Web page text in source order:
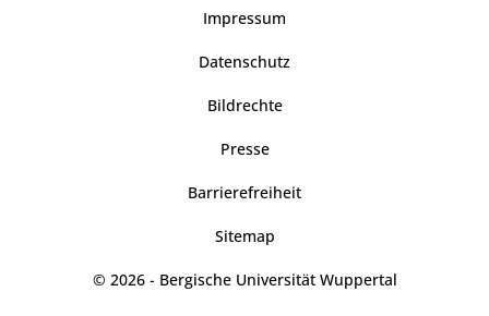
Impressum
Datenschutz
Bildrechte
Presse
Barrierefreiheit
Sitemap
© 2026 - Bergische Universität Wuppertal